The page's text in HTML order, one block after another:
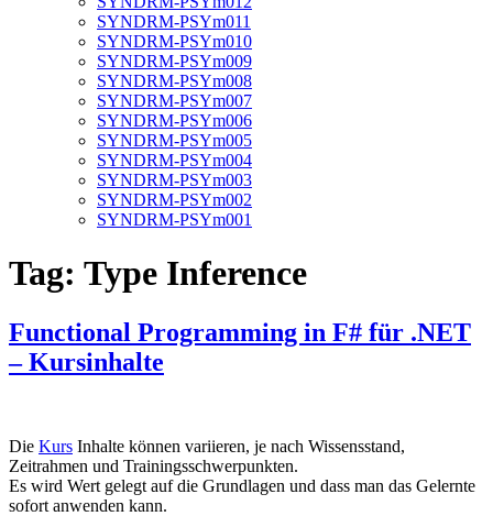
SYNDRM-PSYm011
SYNDRM-PSYm010
SYNDRM-PSYm009
SYNDRM-PSYm008
SYNDRM-PSYm007
SYNDRM-PSYm006
SYNDRM-PSYm005
SYNDRM-PSYm004
SYNDRM-PSYm003
SYNDRM-PSYm002
SYNDRM-PSYm001
Tag: Type Inference
Functional Programming in F# für .NET
– Kursinhalte
Die Kurs Inhalte können variieren, je nach Wissensstand,
Zeitrahmen und Trainingsschwerpunkten.
Es wird Wert gelegt auf die Grundlagen und dass man das Gelernte
sofort anwenden kann.